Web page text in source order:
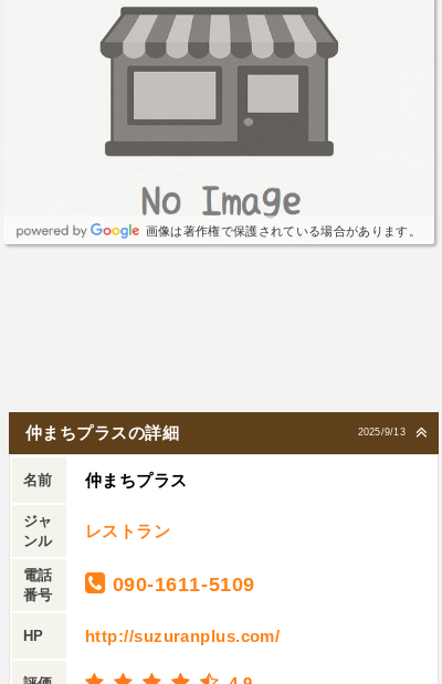
画像は著作権で保護されている場合があります。
2025/9/13
仲まちプラスの詳細
名前 仲まちプラス
ジャ
ンル
レストラン
電話
番号
090-1611-5109
HP http://suzuranplus.com/